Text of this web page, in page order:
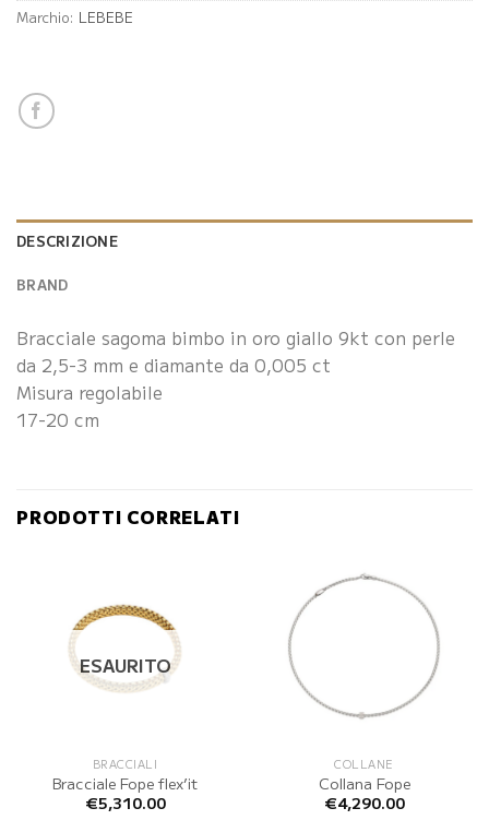
Marchio: LEBEBE
DESCRIZIONE
BRAND
Bracciale sagoma bimbo in oro giallo 9kt con perle
da 2,5-3 mm e diamante da 0,005 ct
Misura regolabile
17-20 cm
PRODOTTI CORRELATI
ESAURITO
BRACCIALI
Bracciale Fope flex’it
€5,310.00
COLLANE
Collana Fope
€4,290.00